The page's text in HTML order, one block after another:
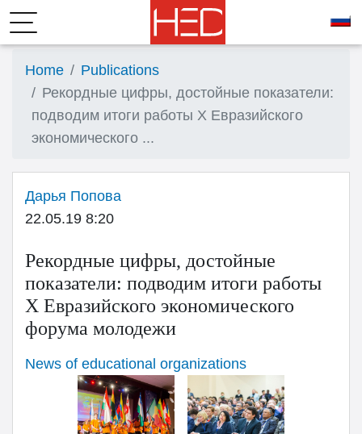
Home
Publications
Рекордные цифры, достойные показатели:
подводим итоги работы X Евразийского
экономического ...
Дарья Попова
22.05.19 8:20
Рекордные цифры, достойные
показатели: подводим итоги работы
X Евразийского экономического
форума молодежи
News of educational organizations